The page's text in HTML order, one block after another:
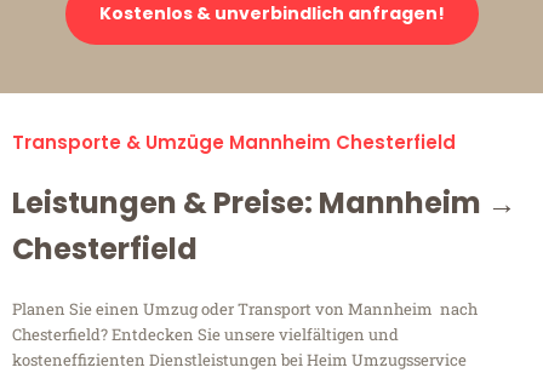
Kostenlos & unverbindlich anfragen!
Transporte & Umzüge Mannheim Chesterfield
Leistungen & Preise: Mannheim →
Chesterfield
Planen Sie einen Umzug oder Transport von Mannheim nach
Chesterfield? Entdecken Sie unsere vielfältigen und
kosteneffizienten Dienstleistungen bei Heim Umzugsservice